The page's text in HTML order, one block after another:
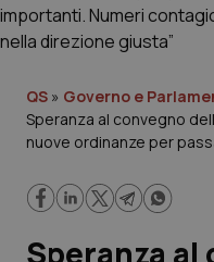
Cronache
Regioni e Asl
Lavoro e Professioni
Scienza e Farmaci
QS » Governo e
Speranza al convegno
nuove ordinanze per
nella direzione giusta”
Speranza al